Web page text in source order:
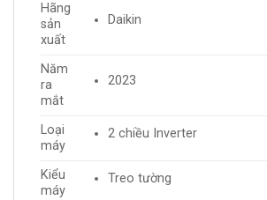
Hãng
sản
xuất
Daikin
Năm
ra
mắt
2023
Loại
máy
2 chiều Inverter
Kiểu
máy
Treo tường